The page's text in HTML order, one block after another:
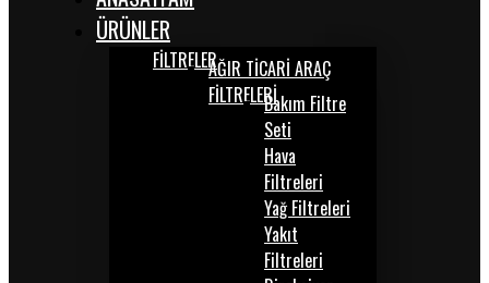
ÜRÜNLER
FİLTRELERAĞIR TİCARİ ARAÇ
FİLTRELERİBakım Filtre
Seti
Hava
Filtreleri
Yağ Filtreleri
Yakıt
Filtreleri